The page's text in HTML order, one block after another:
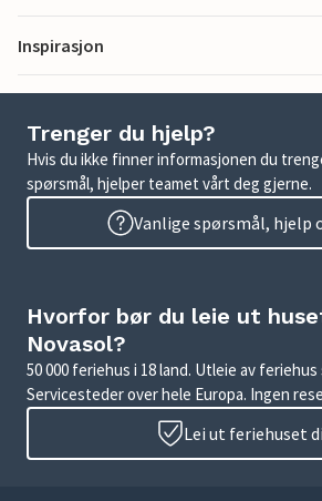
Inspirasjon
Trenger du hjelp?
Hvis du ikke finner informasjonen du
spørsmål, hjelper teamet vårt deg gjerne.
Vanlige spørsmål, hjelp
Hvorfor bør du leie ut
Novasol?
50 000 feriehus i 18 land. Utleie av feriehus
Servicesteder over hele Europa. Ingen
Lei ut feriehuset